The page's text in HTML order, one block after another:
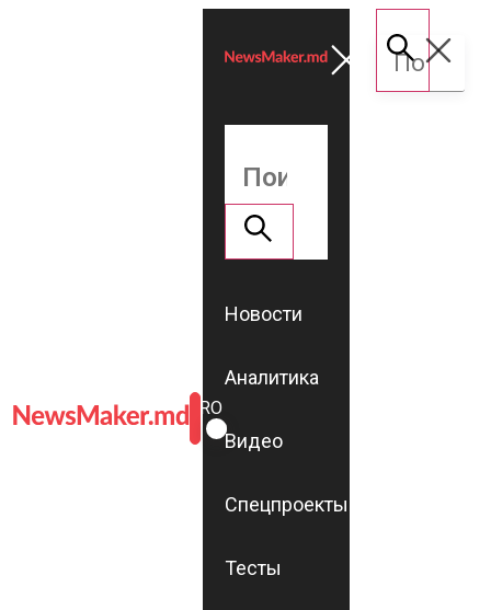
ROMÂNĂ
RU
Новости
Аналитика
Видео
Спецпроекты
Тесты